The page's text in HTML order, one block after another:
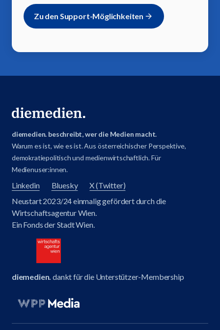
Zu den Support-Möglichkeiten
diemedien. beschreibt, wer die Medien macht.
Warum es ist, wie es ist. Aus österreichischer Perspektive,
demokratiepolitisch und medienwirtschaftlich. Für
Medienuser:innen.
Linkedin Bluesky
X (Twitter)
Neustart 2023/24 einmalig gefördert durch die
Wirtschaftsagentur Wien.
Ein Fonds der Stadt Wien.
diemedien. dankt für die Unterstützer-Membership